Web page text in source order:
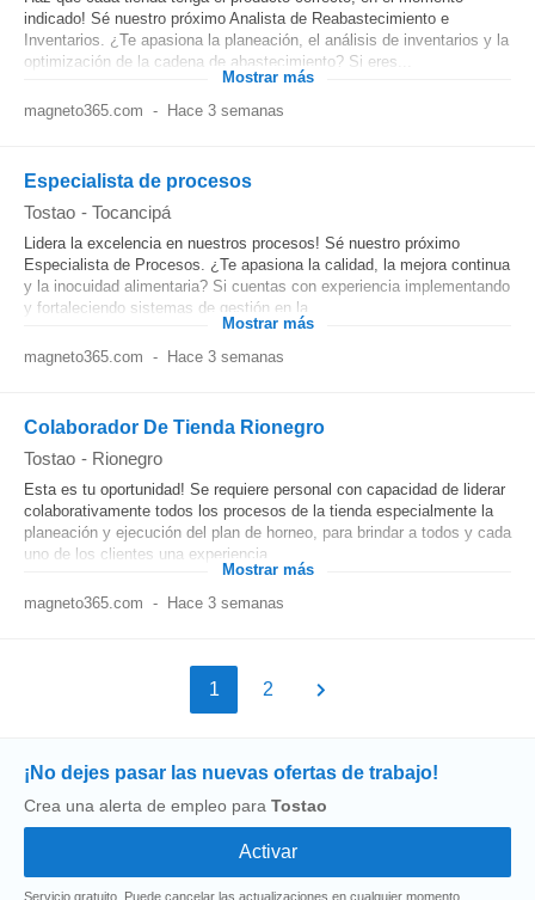
indicado! Sé nuestro próximo Analista de Reabastecimiento e
Inventarios. ¿Te apasiona la planeación, el análisis de inventarios y la
optimización de la cadena de abastecimiento? Si eres...
Mostrar más
magneto365.com - Hace 3 semanas
Especialista de procesos
Tostao - Tocancipá
Lidera la excelencia en nuestros procesos! Sé nuestro próximo
Especialista de Procesos. ¿Te apasiona la calidad, la mejora continua
y la inocuidad alimentaria? Si cuentas con experiencia implementando
y fortaleciendo sistemas de gestión en la...
Mostrar más
magneto365.com - Hace 3 semanas
Colaborador De Tienda Rionegro
Tostao - Rionegro
Esta es tu oportunidad! Se requiere personal con capacidad de liderar
colaborativamente todos los procesos de la tienda especialmente la
planeación y ejecución del plan de horneo, para brindar a todos y cada
uno de los clientes una experiencia...
Mostrar más
magneto365.com - Hace 3 semanas
1 2
¡No dejes pasar las nuevas ofertas de trabajo!
Crea una alerta de empleo para Tostao
Servicio gratuito. Puede cancelar las actualizaciones en cualquier momento